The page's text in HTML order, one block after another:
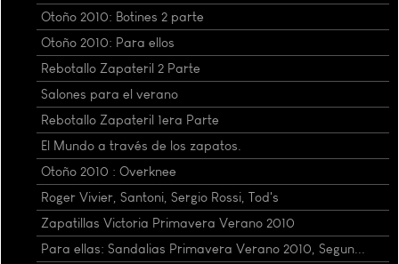
Otoño 2010: Botines 2 parte
Otoño 2010: Para ellos
Rebotallo Zapateril 2 Parte
Salones para el verano
Rebotallo Zapateril 1era Parte
El Mundo a través de los zapatos.
Otoño 2010 : Overknee
Roger Vivier, Santoni, Sergio Rossi, Tod's
Zapatillas Victoria Primavera Verano 2010
Para ellas: Sandalias Primavera Verano 2010, Segun...